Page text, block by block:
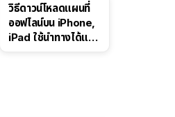
วิธีดาวน์โหลดแผนที่
ออฟไลน์บน iPhone,
iPad ใช้นำทางได้แม้